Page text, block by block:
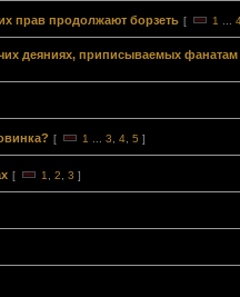
прав продолжают борзеть [ 1
деяниях, приписываемых фанатам
[ 1 3 4 5 ]
[ 1 2 3 ]